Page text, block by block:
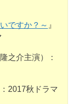
ですか？～ 』
之介主演）：
2017秋ドラマ